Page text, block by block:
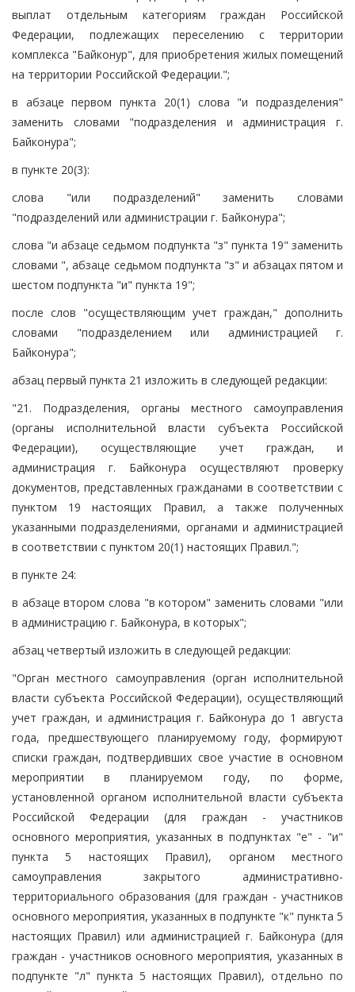
выплат отдельным категориям граждан Российской
Федерации, подлежащих переселению с территории
комплекса "Байконур", для приобретения жилых помещений
на территории Российской Федерации.";
в абзаце первом пункта 20(1) слова "и подразделения"
заменить словами "подразделения и администрация г.
Байконура";
в пункте 20(3):
слова "или подразделений" заменить словами
"подразделений или администрации г. Байконура";
слова "и абзаце седьмом подпункта "з" пункта 19" заменить
словами ", абзаце седьмом подпункта "з" и абзацах пятом и
шестом подпункта "и" пункта 19";
после слов "осуществляющим учет граждан," дополнить
словами "подразделением или администрацией г.
Байконура";
абзац первый пункта 21 изложить в следующей редакции:
"21. Подразделения, органы местного самоуправления
(органы исполнительной власти субъекта Российской
Федерации), осуществляющие учет граждан, и
администрация г. Байконура осуществляют проверку
документов, представленных гражданами в соответствии с
пунктом 19 настоящих Правил, а также полученных
указанными подразделениями, органами и администрацией
в соответствии с пунктом 20(1) настоящих Правил.";
в пункте 24:
в абзаце втором слова "в котором" заменить словами "или
в администрацию г. Байконура, в которых";
абзац четвертый изложить в следующей редакции:
"Орган местного самоуправления (орган исполнительной
власти субъекта Российской Федерации), осуществляющий
учет граждан, и администрация г. Байконура до 1 августа
года, предшествующего планируемому году, формируют
списки граждан, подтвердивших свое участие в основном
мероприятии в планируемом году, по форме,
установленной органом исполнительной власти субъекта
Российской Федерации (для граждан - участников
основного мероприятия, указанных в подпунктах "е" - "и"
пункта 5 настоящих Правил), органом местного
самоуправления закрытого административно-
территориального образования (для граждан - участников
основного мероприятия, указанных в подпункте "к" пункта 5
настоящих Правил) или администрацией г. Байконура (для
граждан - участников основного мероприятия, указанных в
подпункте "л" пункта 5 настоящих Правил), отдельно по